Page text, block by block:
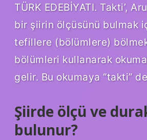
TÜRK EDEBİYATI. Takti’,
bir şiirin ölçüsünü bulmak
tefillere (bölümlere)
bölümleri kullanarak
gelir. Bu okumaya “takti”
Şiirde ölçü ve
bulunur?